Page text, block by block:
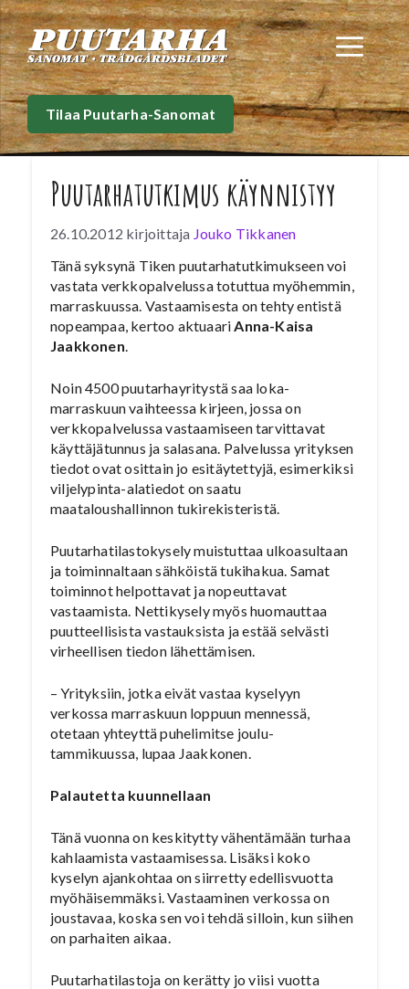
Siirry
sisältöön
Tilaa Puutarha-Sanomat
Puutarhatutkimus käynnistyy
26.10.2012 kirjoittaja Jouko Tikkanen
Tänä syksynä Tiken puutarhatutkimukseen voi
vastata verkkopalvelussa totuttua myöhemmin,
marraskuussa. Vastaamisesta on tehty entistä
nopeampaa, kertoo aktuaariAnna-Kaisa
Jaakkonen.
Noin 4500 puutarhayritystä saa loka-
marraskuun vaihteessa kirjeen, jossa on
verkkopalvelussa vastaamiseen tarvittavat
käyttäjätunnus ja salasana. Palvelussa yrityksen
tiedot ovat osittain jo esitäytettyjä, esimerkiksi
viljelypinta-alatiedot on saatu
maataloushallinnon tukirekisteristä.
Puutarhatilastokysely muistuttaa ulkoasultaan
ja toiminnaltaan sähköistä tukihakua. Samat
toiminnot helpottavat ja nopeuttavat
vastaamista. Nettikysely myös huomauttaa
puutteellisista vastauksista ja estää selvästi
virheellisen tiedon lähettämisen.
– Yrityksiin, jotka eivät vastaa kyselyyn
verkossa marraskuun loppuun mennessä,
otetaan yhteyttä puhelimitse joulu-
tammikuussa, lupaa Jaakkonen.
Palautetta kuunnellaan
Tänä vuonna on keskitytty vähentämään turhaa
kahlaamista vastaamisessa. Lisäksi koko
kyselyn ajankohtaa on siirretty edellisvuotta
myöhäisemmäksi. Vastaaminen verkossa on
joustavaa, koska sen voi tehdä silloin, kun siihen
on parhaiten aikaa.
Puutarhatilastoja on kerätty jo viisi vuotta